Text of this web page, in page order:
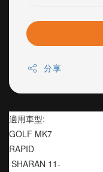
分享
適用車型:
GOLF MK7
RAPID
SHARAN 11-